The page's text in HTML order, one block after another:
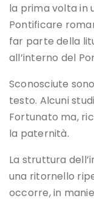
la prima volta in
Pontificare
far parte della
all’interno del
Sconosciute
testo. Alcuni
Fortunato ma,
la paternità.
La struttura
una ritornello
occorre, in